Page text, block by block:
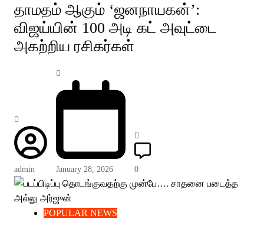
தாமதம் ஆகும் ‘ஜனநாயகன்’:
விஜய்யின் 100 அடி கட் அவுட்டை
அகற்றிய ரசிகர்கள்
admin January 28, 2026 0
POPULAR NEWS